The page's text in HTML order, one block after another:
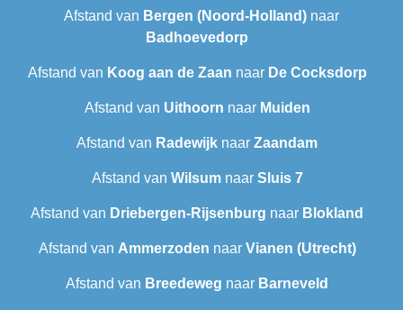
Afstand van Bergen (Noord-Holland) naar
Badhoevedorp
Afstand van Koog aan de Zaan naar De Cocksdorp
Afstand van Uithoorn naar Muiden
Afstand van Radewijk naar Zaandam
Afstand van Wilsumnaar Sluis 7
Afstand van Driebergen-Rijsenburg naar Blokland
Afstand van Ammerzoden naar Vianen (Utrecht)
Afstand van Breedeweg naar Barneveld